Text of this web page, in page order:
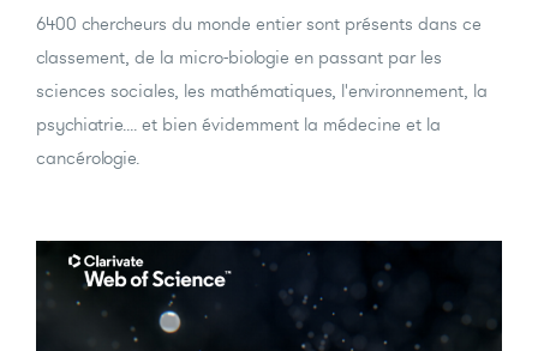
6400 chercheurs du monde entier sont présents dans ce
classement, de la micro-biologie en passant par les
sciences sociales, les mathématiques, l'environnement, la
psychiatrie.... et bien évidemment la médecine et la
cancérologie.